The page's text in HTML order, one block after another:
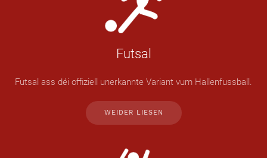
Futsal
Futsal ass déi offiziell unerkannte Variant vum Hallenfussball.
WEIDER LIESEN